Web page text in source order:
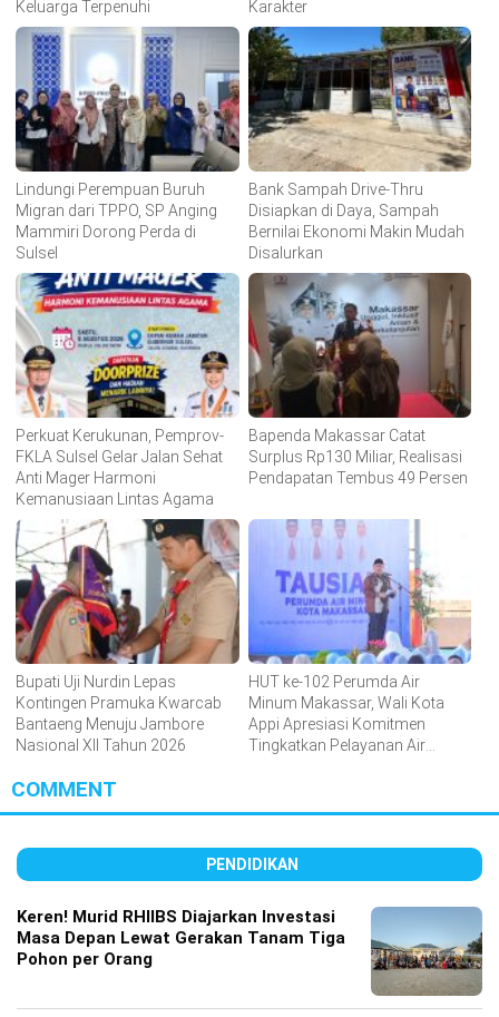
Keluarga Terpenuhi Karakter
Lindungi Perempuan Buruh
Migran dari TPPO, SP Anging
Mammiri Dorong Perda di
Sulsel
Bank Sampah Drive-Thru
Disiapkan di Daya, Sampah
Bernilai Ekonomi Makin Mudah
Disalurkan
Perkuat Kerukunan, Pemprov-
FKLA Sulsel Gelar Jalan Sehat
Anti Mager Harmoni
Kemanusiaan Lintas Agama
Bapenda Makassar Catat
Surplus Rp130 Miliar, Realisasi
Pendapatan Tembus 49 Persen
Bupati Uji Nurdin Lepas
Kontingen Pramuka Kwarcab
Bantaeng Menuju Jambore
Nasional XII Tahun 2026
HUT ke-102 Perumda Air
Minum Makassar, Wali Kota
Appi Apresiasi Komitmen
Tingkatkan Pelayanan Air
COMMENT
PENDIDIKAN
Keren! Murid RHIIBS Diajarkan Investasi
Masa Depan Lewat Gerakan Tanam Tiga
Pohon per Orang